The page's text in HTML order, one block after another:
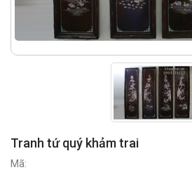
Tranh tứ quý khảm trai
Mã: